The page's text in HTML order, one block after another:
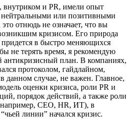
внутриком и PR, имели опыт
нейтральными или позитивными
отнюдь не означает, что вы
кризисом. Его природа
придется в быстро меняющихся
не терять время, я рекомендую
антикризисный план. В компаниях,
протоколом, гайдлайном,
данном случае, не важен. Главное,
оценки кризиса, роли PR и
порядок действий, а также роли
CEO, HR, ИТ), в
линии” начался кризис.